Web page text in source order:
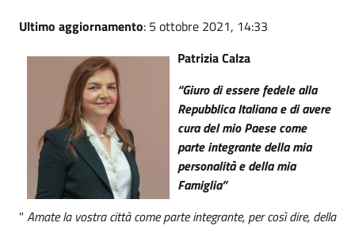
Ultimo aggiornamento: 5 ottobre 2021, 14:33
Patrizia Calza
“Giuro di essere fedele alla
Repubblica Italiana e di avere
cura del mio Paese come
parte integrante della mia
personalità e della mia
Famiglia”
" Amate la vostra città come parte integrante, per così dire, della